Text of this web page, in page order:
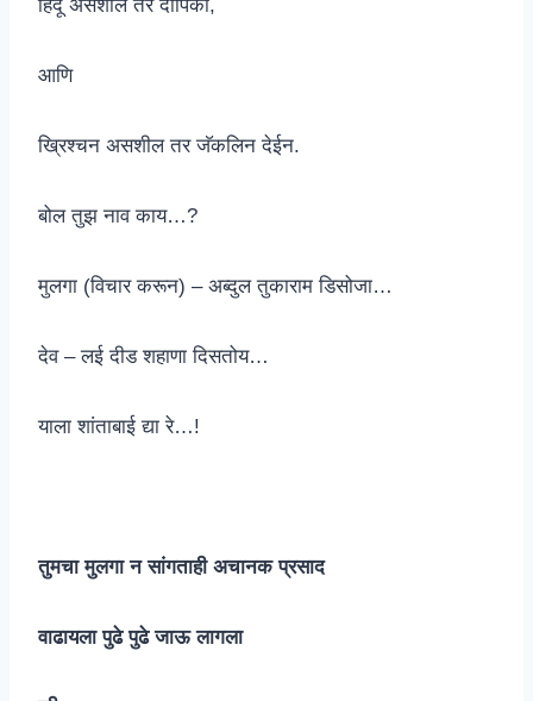
हिंदू असशील तर दीपिका,
आणि
ख्रिश्चन असशील तर जॅकलिन देईन.
बोल तुझ नाव काय…?
मुलगा (विचार करून) – अब्दुल तुकाराम डिसोजा…
देव – लई दीड शहाणा दिसतोय…
याला शांताबाई द्या रे…!
तुमचा मुलगा न सांगताही अचानक प्रसाद
वाढायला पुढे पुढे जाऊ लागला